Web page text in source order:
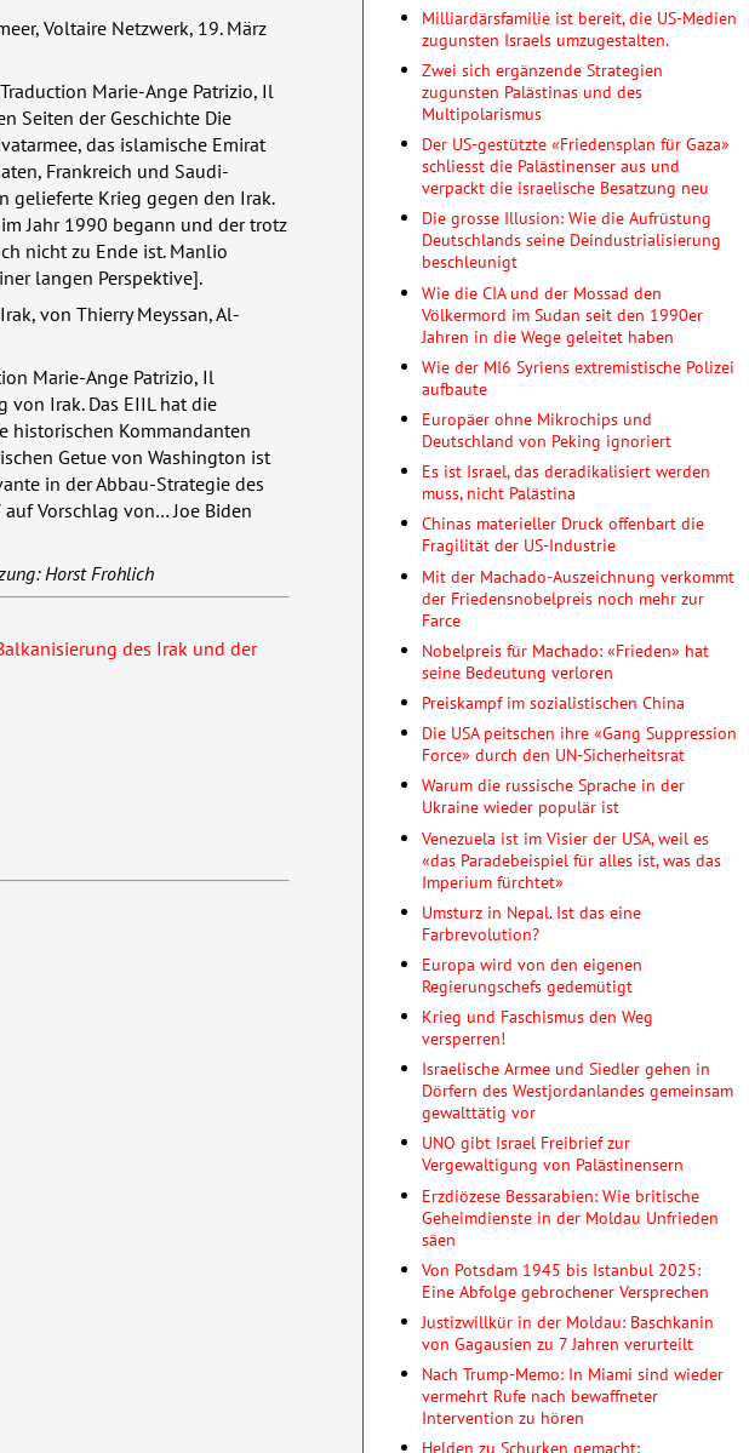
Voltaire Netzwerk, 19. März
Marie-Ange Patrizio, Il
Seiten der Geschichte Die
das islamische Emirat
Frankreich und Saudi-
gelieferte Krieg gegen den Irak.
Jahr 1990 begann und der trotz
nicht zu Ende ist. Manlio
langen Perspektive].
von Thierry Meyssan, Al-
Marie-Ange Patrizio, Il
von Irak. Das EIILhat die
historischen Kommandanten
Getue von Washington ist
in der Abbau-Strategie des
Vorschlag von… Joe Biden
Horst Frohlich
des Irak und der
Milliardärsfamilie ist bereit, die US-Medien
zugunsten Israels umzugestalten.
Zwei sich ergänzende Strategien
zugunsten Palästinas und des
Multipolarismus
Der US-gestützte «Friedensplan für Gaza»
schliesst die Palästinenser aus und
verpackt die israelische Besatzung neu
Die grosse Illusion: Wie die Aufrüstung
Deutschlands seine Deindustrialisierung
beschleunigt
Wie die CIA und der Mossad den
Völkermord im Sudan seit den 1990er
Jahren in die Wege geleitet haben
Wie der MI6 Syriens extremistische Polizei
aufbaute
Europäer ohne Mikrochips und
Deutschland von Peking ignoriert
Es ist Israel, das deradikalisiert werden
muss, nicht Palästina
Chinas materieller Druck offenbart die
Fragilität der US-Industrie
Mit der Machado-Auszeichnung verkommt
der Friedensnobelpreis noch mehr zur
Farce
Nobelpreis für Machado: «Frieden» hat
seine Bedeutung verloren
Preiskampf im sozialistischen China
Die USA peitschen ihre «Gang Suppression
Force» durch den UN-Sicherheitsrat
Warum die russische Sprache in der
Ukraine wieder populär ist
Venezuela ist im Visier der USA, weil es
«das Paradebeispiel für alles ist, was das
Imperium fürchtet»
Umsturz in Nepal. Ist das eine
Farbrevolution?
Europa wird von den eigenen
Regierungschefs gedemütigt
Krieg und Faschismus den Weg
versperren!
Israelische Armee und Siedler gehen in
Dörfern des Westjordanlandes gemeinsam
gewalttätig vor
UNO gibt Israel Freibrief zur
Vergewaltigung von Palästinensern
Erzdiözese Bessarabien: Wie britische
Geheimdienste in der Moldau Unfrieden
säen
Von Potsdam 1945 bis Istanbul 2025:
Eine Abfolge gebrochener Versprechen
Justizwillkür in der Moldau: Baschkanin
von Gagausien zu 7 Jahren verurteilt
Nach Trump-Memo: In Miami sind wieder
vermehrt Rufe nach bewaffneter
Intervention zu hören
Helden zu Schurken gemacht: